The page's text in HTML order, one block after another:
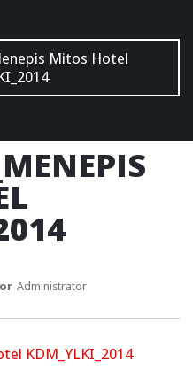
Mitos Hotel
Administrator
KDM_YLKI_2014